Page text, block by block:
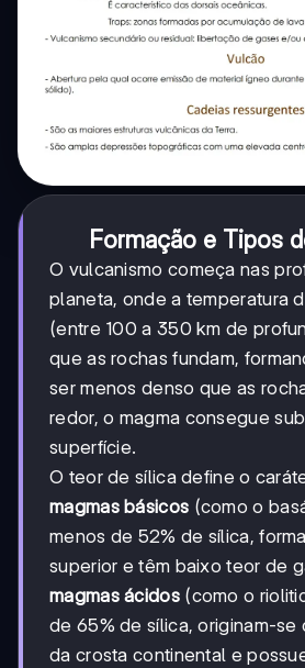
Formação e Tipos
O vulcanismo começa nas
planeta, onde a temperatura
(entre 100 a 350 km de
que as rochas fundam,
ser menos denso que as
redor, o magma consegue
superfície.
O teor de sílica define o
magmas básicos (como o
menos de 52% de sílica,
superior e têm baixo teor de
magmas ácidos(como o
de 65% de sílica, originam-se
da crosta continental e